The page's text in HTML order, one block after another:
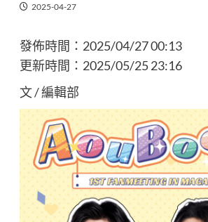
2025-04-27
發佈時間： 2025/04/27 00:13
更新時間： 2025/05/25 23:16
文 / 編輯部